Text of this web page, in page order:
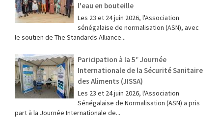
l'eau en bouteille
Les 23 et 24 juin 2026, l'Association
sénégalaise de normalisation (ASN), avec
le soutien de The Standards Alliance...
Paricipation à la 5ᵉ Journée
Internationale de la Sécurité Sanitaire
des Aliments (JISSA)
‎Les 23 et 24 juin 2026, l'Association
Sénégalaise de Normalisation (ASN) a pris
part à la Journée Internationale de...